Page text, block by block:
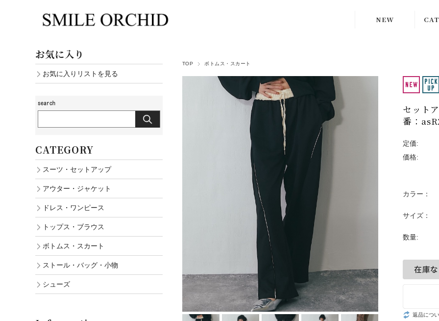
NEW
アウ
ドレ
TOP ボトムス・スカート
セット
番：
定価:
価格:
カラー：
サイズ：
数量:
返品につ
お気に入り
お気に入りリストを見る
CATEGORY
スーツ・セットアップ
アウター・ジャケット
ドレス・ワンピース
トップス・ブラウス
ボトムス・スカート
ストール・バッグ・小物
シューズ